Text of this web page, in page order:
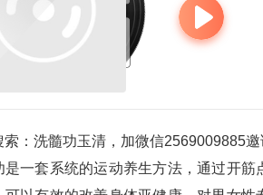
索：洗髓功玉清，加微信2569009885
是一套系统的运动养生方法，通过开